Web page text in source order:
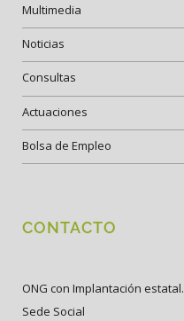
Multimedia
Noticias
Consultas
Actuaciones
Bolsa de Empleo
CONTACTO
ONG con Implantación estatal.
Sede Social